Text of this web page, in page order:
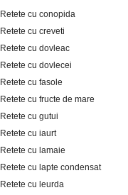
Retete cu conopida
Retete cu creveti
Retete cu dovleac
Retete cu dovlecei
Retete cu fasole
Retete cu fructe de mare
Retete cu gutui
Retete cu iaurt
Retete cu lamaie
Retete cu lapte condensat
Retete cu leurda